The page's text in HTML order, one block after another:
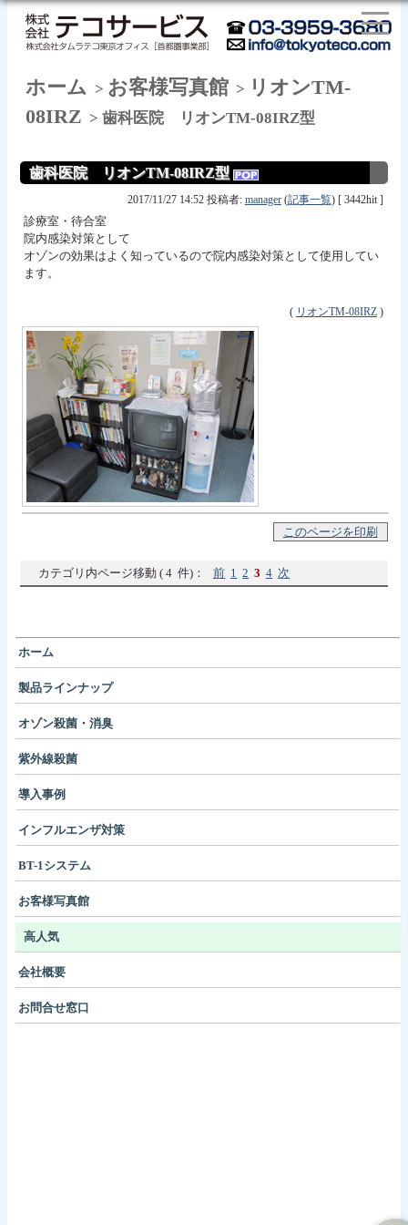
ホーム > お客様写真館> リオンTM-
08IRZ > 歯科医院 リオンTM-08IRZ型
歯科医院 リオンTM-08IRZ型
2017/11/27 14:52 投稿者: manager(記事一覧) [ 3442hit ]
診療室・待合室
院内感染対策として
オゾンの効果はよく知っているので院内感染対策として使用してい
ます。
( リオンTM-08IRZ)
このページを印刷
カテゴリ内ページ移動 ( 4 件)：前 1 2 3 4 次
ホーム
製品ラインナップ
オゾン殺菌・消臭
紫外線殺菌
導入事例
インフルエンザ対策
BT-1システム
お客様写真館
高人気
会社概要
お問合せ窓口